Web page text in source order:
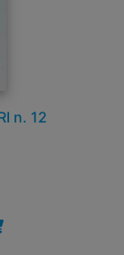
n. 12